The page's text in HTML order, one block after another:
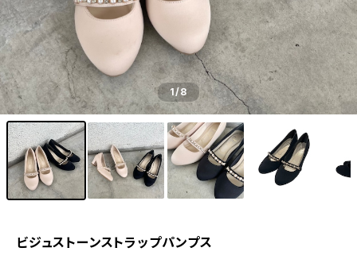
1/8
ビジュストーンストラップパンプス